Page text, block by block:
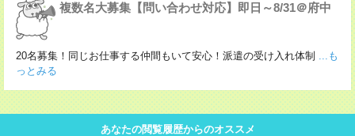
複数名大募集【問い合わせ対応】即日～8/31＠府中
20名募集！同じお仕事する仲間もいて安心！派遣の受け入れ体制 ...も
っとみる
あなたの閲覧履歴からのオススメ